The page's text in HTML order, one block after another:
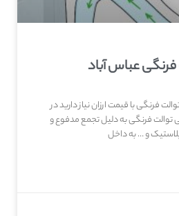
عباس آباد
فرنگی با قیمت ارزان نیاز دارید در
فرنگی به دلیل تجمع مدفوع و
پلاستیک و … به داخل